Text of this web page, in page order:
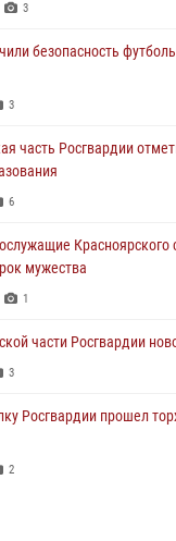
обеспечили
заплыва в
Росгвардии
соединения
детей с тонкостями
2
3
безопасность
3
часть Росгвардии
6
Красноярского
мужества
1
части Росгвардии
3
Росгвардии прошел
2